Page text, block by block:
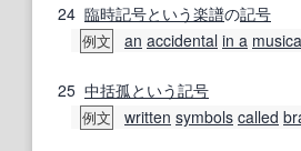
24 臨時記号という楽譜の記号
例文 an accidental in a
25 中括孤 という記号
例文 written symbols called